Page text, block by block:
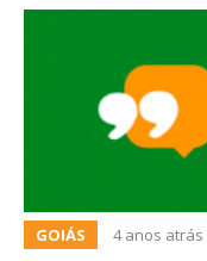
GOIÁS 4 anos atrás